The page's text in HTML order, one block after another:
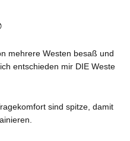
mehrere Westen besaß und
entschieden mir DIE Weste
sind spitze, damit